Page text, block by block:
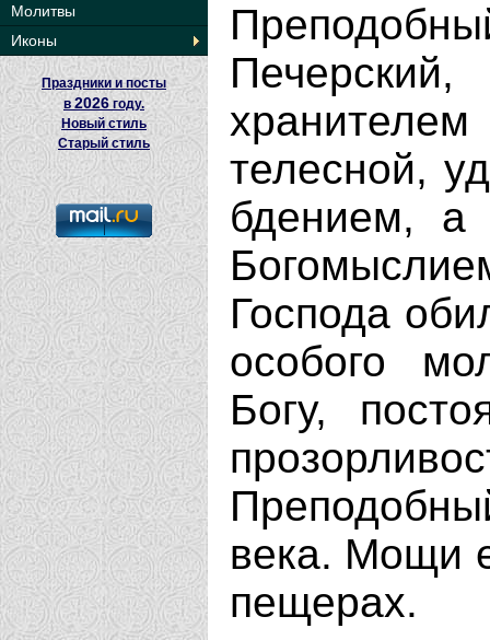
Молитвы
Иконы
Праздники и посты
в 2026 году.
Новый стиль
Старый стиль
телесной,
бдением,
Господа
особого
Богу,
века. Мощи
пещерах.